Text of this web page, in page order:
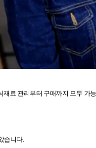
료 관리부터 구매까지 모두 가
습니다.